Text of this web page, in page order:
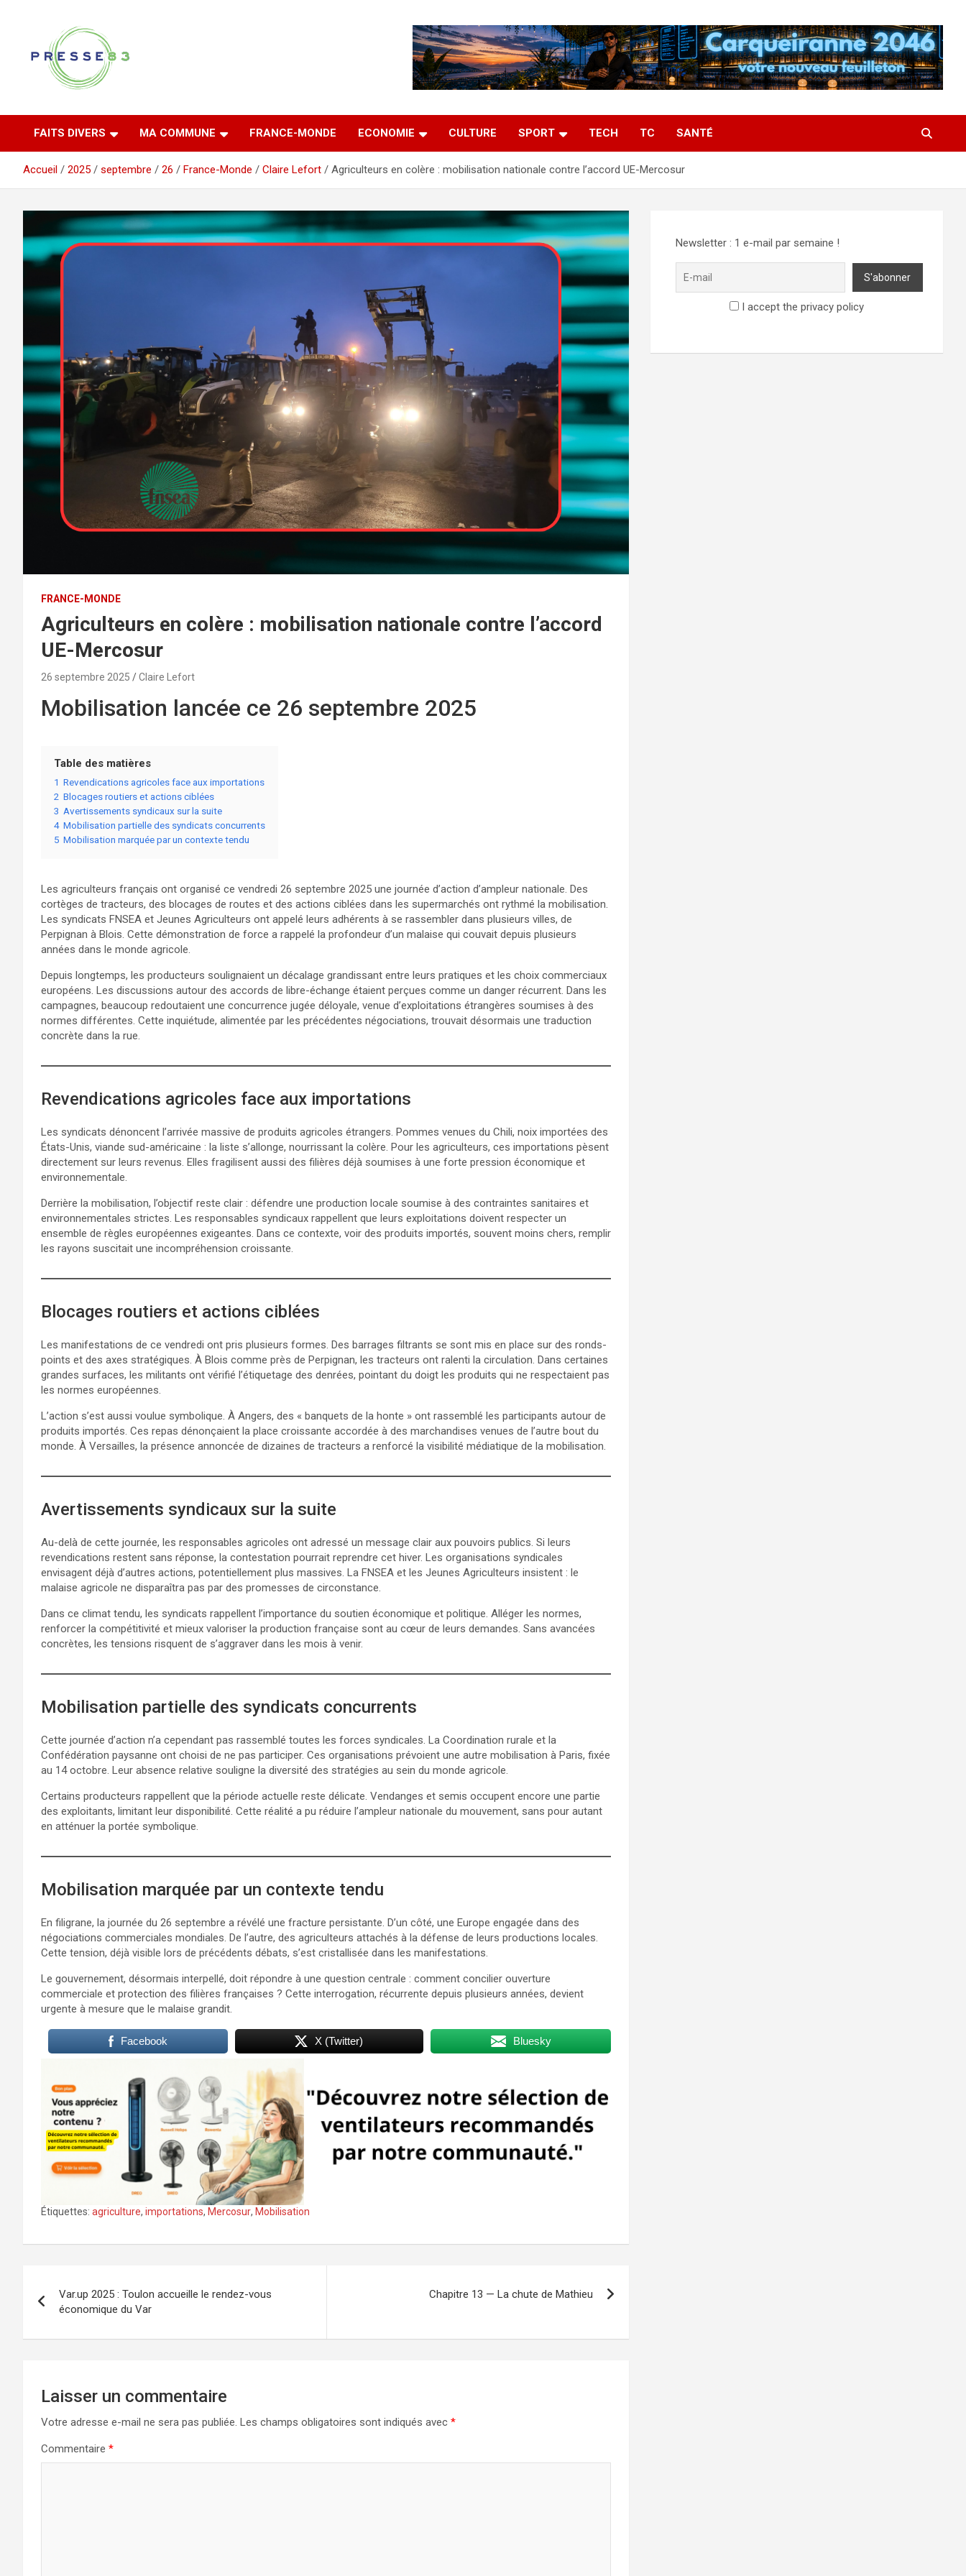
Presse 83
FAITS DIVERS MA COMMUNE FRANCE-MONDE ECONOMIE CULTURE SPORT TECH TC SANTÉ
Accueil 2025 septembre 26 France-Monde Claire Lefort Agriculteurs en colère : mobilisation nationale contre l’accord UE-Mercosur
FRANCE-MONDE
Agriculteurs en colère : mobilisation nationale contre l’accord
UE-Mercosur
26 septembre 2025 Claire Lefort
Mobilisation lancée ce 26 septembre 2025
Table des matières
1 Revendications agricoles face aux importations
2 Blocages routiers et actions ciblées
3 Avertissements syndicaux sur la suite
4 Mobilisation partielle des syndicats concurrents
5 Mobilisation marquée par un contexte tendu
Les agriculteurs français ont organisé ce vendredi 26 septembre 2025 une journée d’action d’ampleur nationale. Des
cortèges de tracteurs, des blocages de routes et des actions ciblées dans les supermarchés ont rythmé la mobilisation.
Les syndicats FNSEA et Jeunes Agriculteurs ont appelé leurs adhérents à se rassembler dans plusieurs villes, de
Perpignan à Blois. Cette démonstration de force a rappelé la profondeur d’un malaise qui couvait depuis plusieurs
années dans le monde agricole.
Depuis longtemps, les producteurs soulignaient un décalage grandissant entre leurs pratiques et les choix commerciaux
européens. Les discussions autour des accords de libre-échange étaient perçues comme un danger récurrent. Dans les
campagnes, beaucoup redoutaient une concurrence jugée déloyale, venue d’exploitations étrangères soumises à des
normes différentes. Cette inquiétude, alimentée par les précédentes négociations, trouvait désormais une traduction
concrète dans la rue.
Revendications agricoles face aux importations
Les syndicats dénoncent l’arrivée massive de produits agricoles étrangers. Pommes venues du Chili, noix importées des
États-Unis, viande sud-américaine : la liste s’allonge, nourrissant la colère. Pour les agriculteurs, ces importations pèsent
directement sur leurs revenus. Elles fragilisent aussi des filières déjà soumises à une forte pression économique et
environnementale.
Derrière la mobilisation, l’objectif reste clair : défendre une production locale soumise à des contraintes sanitaires et
environnementales strictes. Les responsables syndicaux rappellent que leurs exploitations doivent respecter un
ensemble de règles européennes exigeantes. Dans ce contexte, voir des produits importés, souvent moins chers, remplir
les rayons suscitait une incompréhension croissante.
Blocages routiers et actions ciblées
Les manifestations de ce vendredi ont pris plusieurs formes. Des barrages filtrants se sont mis en place sur des ronds-
points et des axes stratégiques. À Blois comme près de Perpignan, les tracteurs ont ralenti la circulation. Dans certaines
grandes surfaces, les militants ont vérifié l’étiquetage des denrées, pointant du doigt les produits qui ne respectaient pas
les normes européennes.
L’action s’est aussi voulue symbolique. À Angers, des « banquets de la honte » ont rassemblé les participants autour de
produits importés. Ces repas dénonçaient la place croissante accordée à des marchandises venues de l’autre bout du
monde. À Versailles, la présence annoncée de dizaines de tracteurs a renforcé la visibilité médiatique de la mobilisation.
Avertissements syndicaux sur la suite
Au-delà de cette journée, les responsables agricoles ont adressé un message clair aux pouvoirs publics. Si leurs
revendications restent sans réponse, la contestation pourrait reprendre cet hiver. Les organisations syndicales
envisagent déjà d’autres actions, potentiellement plus massives. La FNSEA et les Jeunes Agriculteurs insistent : le
malaise agricole ne disparaîtra pas par des promesses de circonstance.
Dans ce climat tendu, les syndicats rappellent l’importance du soutien économique et politique. Alléger les normes,
renforcer la compétitivité et mieux valoriser la production française sont au cœur de leurs demandes. Sans avancées
concrètes, les tensions risquent de s’aggraver dans les mois à venir.
Mobilisation partielle des syndicats concurrents
Cette journée d’action n’a cependant pas rassemblé toutes les forces syndicales. La Coordination rurale et la
Confédération paysanne ont choisi de ne pas participer. Ces organisations prévoient une autre mobilisation à Paris, fixée
au 14 octobre. Leur absence relative souligne la diversité des stratégies au sein du monde agricole.
Certains producteurs rappellent que la période actuelle reste délicate. Vendanges et semis occupent encore une partie
des exploitants, limitant leur disponibilité. Cette réalité a pu réduire l’ampleur nationale du mouvement, sans pour autant
en atténuer la portée symbolique.
Mobilisation marquée par un contexte tendu
En filigrane, la journée du 26 septembre a révélé une fracture persistante. D’un côté, une Europe engagée dans des
négociations commerciales mondiales. De l’autre, des agriculteurs attachés à la défense de leurs productions locales.
Cette tension, déjà visible lors de précédents débats, s’est cristallisée dans les manifestations.
Le gouvernement, désormais interpellé, doit répondre à une question centrale : comment concilier ouverture
commerciale et protection des filières françaises ? Cette interrogation, récurrente depuis plusieurs années, devient
urgente à mesure que le malaise grandit.
Facebook X (Twitter) Bluesky
Étiquettes: agriculture, importations, Mercosur, Mobilisation
de
l’article
Var.up 2025 : Toulon accueille le rendez-vous
économique du Var
Chapitre 13 — La chute de Mathieu
Laisser un commentaire
Votre adresse e-mail ne sera pas publiée. Les champs obligatoires sont indiqués avec *
Commentaire *
Newsletter : 1 e-mail par semaine !
I accept the privacy policy